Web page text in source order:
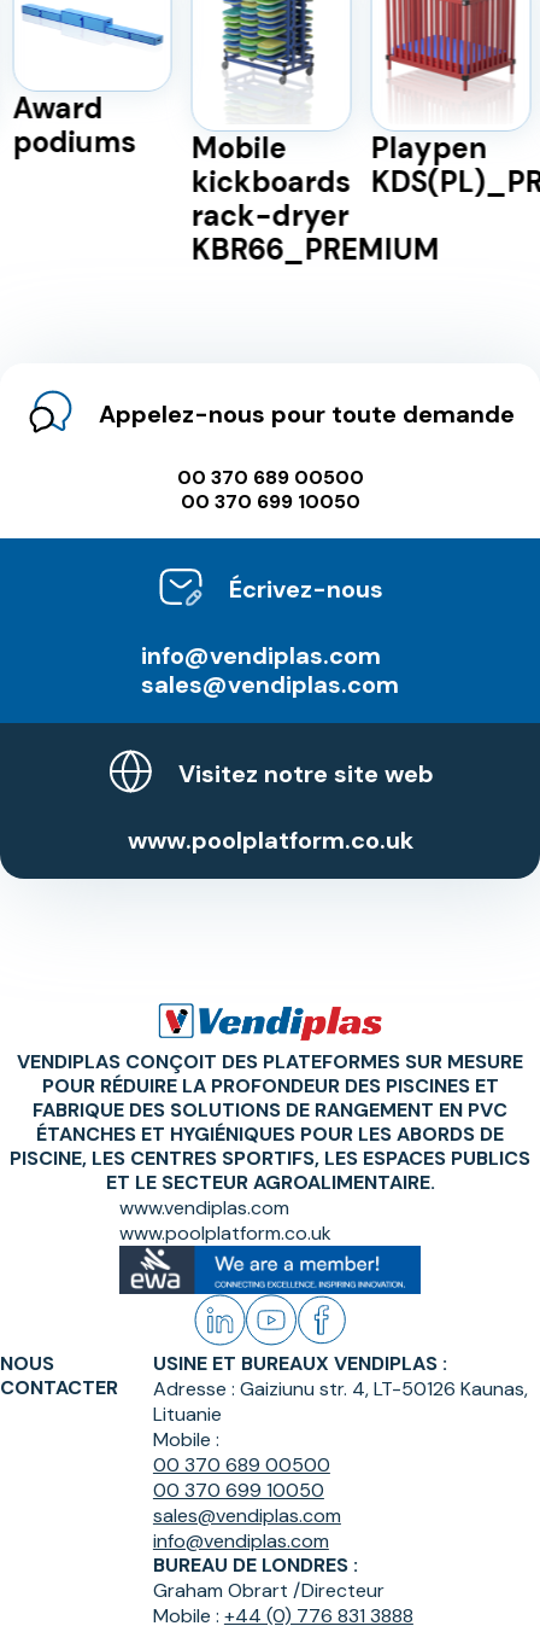
Award
podiums
Mobile
kickboards
rack-dryer
KBR66_PREMIUM
Playpen
Appelez-nous pour toute demande
00 370 689 00500
00 370 699 10050
Écrivez-nous
info@vendiplas.com
sales@vendiplas.com
Visitez notre site web
www.poolplatform.co.uk
VENDIPLAS CONÇOIT DES PLATEFORMES SUR MESURE
POUR RÉDUIRE LA PROFONDEUR DES PISCINES ET
FABRIQUE DES SOLUTIONS DE RANGEMENT EN PVC
ÉTANCHES ET HYGIÉNIQUES POUR LES ABORDS DE
PISCINE, LES CENTRES SPORTIFS, LES ESPACES PUBLICS
ET LE SECTEUR AGROALIMENTAIRE.
www.vendiplas.com
www.poolplatform.co.uk
NOUS
CONTACTER
USINE ET BUREAUX VENDIPLAS :
Adresse : Gaiziunu str. 4, LT-50126 Kaunas,
Lituanie
Mobile :
00 370 689 00500
00 370 699 10050
sales@vendiplas.com
info@vendiplas.com
BUREAU DE LONDRES :
Graham Obrart /Directeur
Mobile : +44 (0) 776 831 3888